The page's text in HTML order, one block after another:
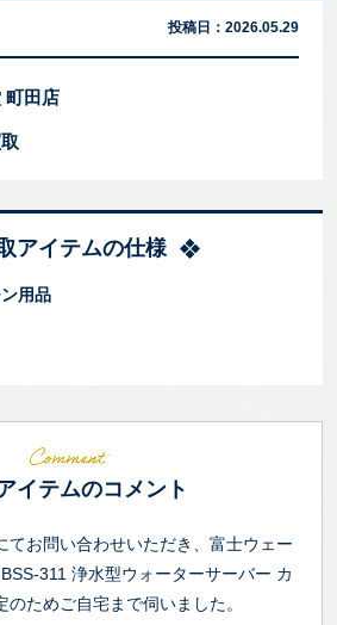
投稿日： 2026.05.29
町田店
アイテムの仕様
用品
イテムのコメント
てお問い合わせいただき、富士ウェー
311 浄水型ウォーターサーバー カ
ためご自宅まで伺いました。